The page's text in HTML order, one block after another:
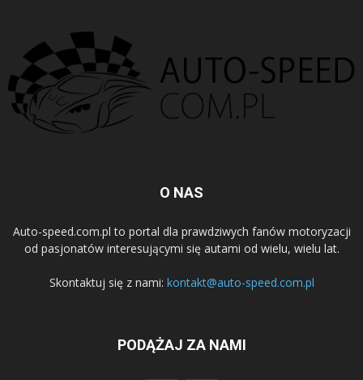
O NAS
Auto-speed.com.pl to portal dla prawdziwych fanów motoryzacji
od pasjonatów interesującymi się autami od wielu, wielu lat.
Skontaktuj się z nami: kontakt@auto-speed.com.pl
PODĄŻAJ ZA NAMI